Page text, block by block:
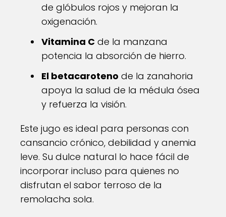
de glóbulos rojos y mejoran la
oxigenación.
Vitamina C de la manzana
potencia la absorción de hierro.
El betacaroteno de la zanahoria
apoya la salud de la médula ósea
y refuerza la visión.
Este jugo es ideal para personas con
cansancio crónico, debilidad y anemia
leve. Su dulce natural lo hace fácil de
incorporar incluso para quienes no
disfrutan el sabor terroso de la
remolacha sola.